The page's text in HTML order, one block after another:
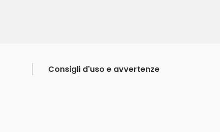
Consigli d'uso e avvertenze